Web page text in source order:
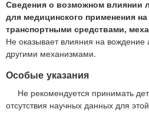
Сведения о возможном влиянии
для медицинского применения
транспортными средствами,
Не оказывает влияния на
другими механизмами.
Особые указания
Не рекомендуется принимать
отсутствия научных данных для